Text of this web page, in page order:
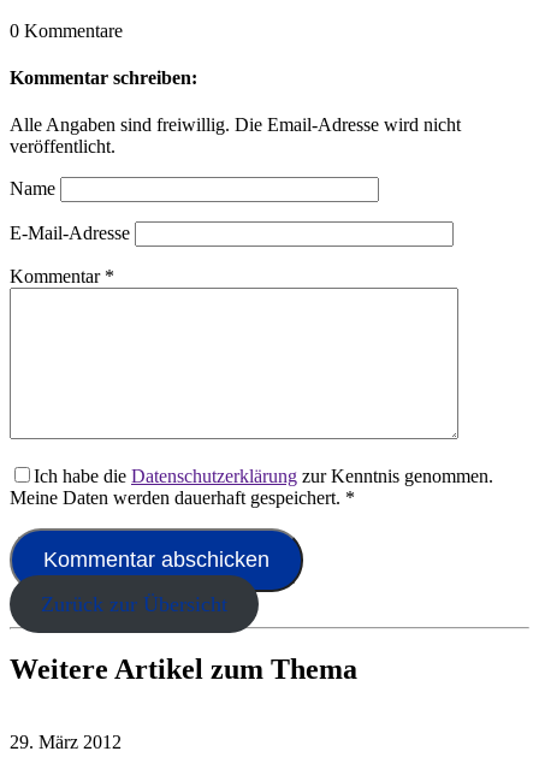
0 Kommentare
Kommentar schreiben:
Alle Angaben sind freiwillig. Die Email-Adresse wird nicht
veröffentlicht.
Name
E-Mail-Adresse
Kommentar *
Ich habe die Datenschutzerklärung zur Kenntnis genommen.
Meine Daten werden dauerhaft gespeichert. *
Zurück zur Übersicht
Weitere Artikel zum Thema
29. März 2012